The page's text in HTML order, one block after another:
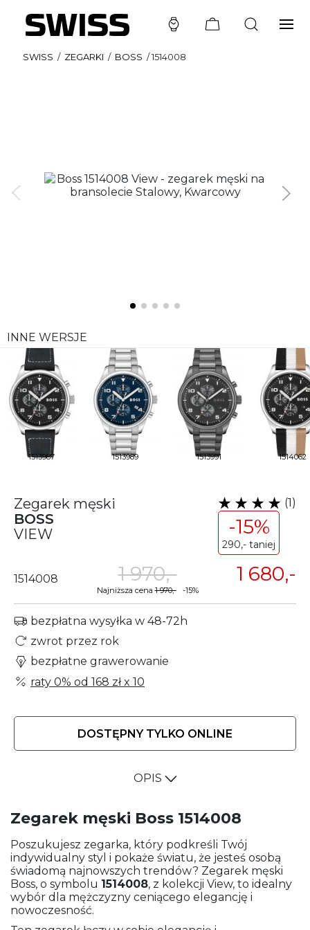
SWISS / ZEGARKI / BOSS /1514008
INNE WERSJE
1513987 1513989 1513991 1514062
Zegarek męski
BOSS
VIEW
(1)
-15%
290,- taniej
1514008 1 680,-
1 970,-
Najniższa cena1 970,--15%
bezpłatna wysyłka w 48-72h
zwrot przez rok
bezpłatne grawerowanie
raty 0% od 168 złx 10
DOSTĘPNY TYLKO ONLINE
OPIS
Zegarek męski Boss 1514008
Poszukujesz zegarka, który podkreśli Twój
indywidualny styl i pokaże światu, że jesteś osobą
świadomą najnowszych trendów? Zegarek męski
Boss, o symbolu 1514008, z kolekcji View, to idealny
wybór dla mężczyzny ceniącego elegancję i
nowoczesność.